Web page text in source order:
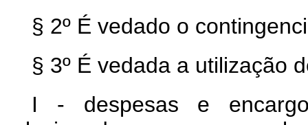
§ 2º É vedado o
§ 3º É vedada a utilização
I - despesas e